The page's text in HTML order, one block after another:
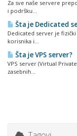
Za sve naše servere
i podršku...
Šta je Dedicated
Dedicated server je
korisnika i...
Šta je VPS server?
VPS server (Virtual
zasebnih...